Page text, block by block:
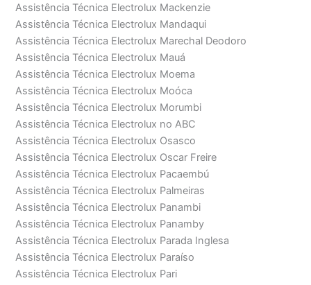
Assistência Técnica Electrolux Mackenzie
Assistência Técnica Electrolux Mandaqui
Assistência Técnica Electrolux Marechal Deodoro
Assistência Técnica Electrolux Mauá
Assistência Técnica Electrolux Moema
Assistência Técnica Electrolux Moóca
Assistência Técnica Electrolux Morumbi
Assistência Técnica Electrolux no ABC
Assistência Técnica Electrolux Osasco
Assistência Técnica Electrolux Oscar Freire
Assistência Técnica Electrolux Pacaembú
Assistência Técnica Electrolux Palmeiras
Assistência Técnica Electrolux Panambi
Assistência Técnica Electrolux Panamby
Assistência Técnica Electrolux Parada Inglesa
Assistência Técnica Electrolux Paraíso
Assistência Técnica Electrolux Pari